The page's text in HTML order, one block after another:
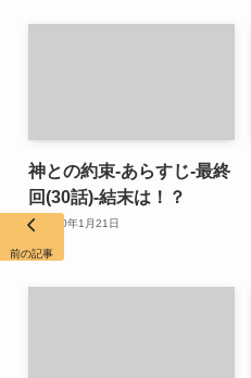
神との約束-あらすじ-最終
回(30話)-結末は！？
2020年1月21日
前の記事